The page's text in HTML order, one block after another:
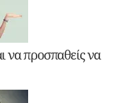
να προσπαθείς να